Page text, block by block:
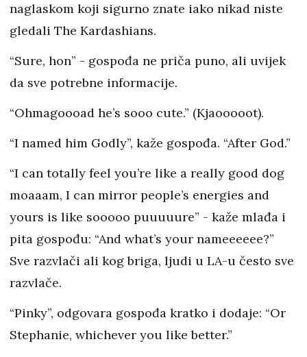
naglaskom koji sigurno znate iako nikad niste
gledali The Kardashians.
“Sure, hon” - gospođa ne priča puno, ali uvijek
da sve potrebne informacije.
“Ohmagoooad he’s sooo cute.” (Kjaooooot).
“I named him Godly”, kaže gospođa. “After God.”
“I can totally feel you’re like a really good dog
moaaam, I can mirror people’s energies and
yours is like sooooo puuuuure” - kaže mlađa i
pita gospođu: “And what’s your nameeeeee?”
Sve razvlači ali kog briga, ljudi u LA-u često sve
razvlače.
“Pinky”, odgovara gospođa kratko i dodaje: “Or
Stephanie, whichever you like better.”